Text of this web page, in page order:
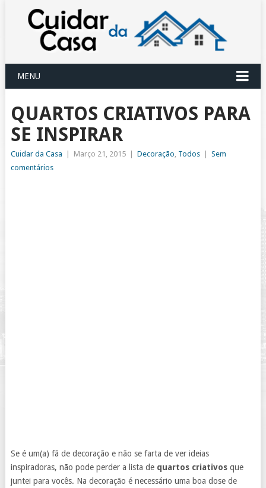
MENU
QUARTOS CRIATIVOS PARA
SE INSPIRAR
Cuidar da Casa Março 21, 2015 Decoração Todos
Sem
comentários
Se é um(a) fã de decoração e não se farta de ver ideias
inspiradoras, não pode perder a lista de quartos criativosque
juntei para vocês. Na decoração é necessário uma boa dose de